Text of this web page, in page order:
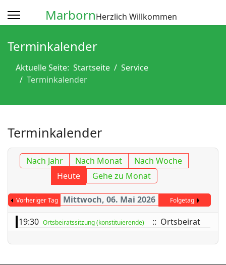
MarbornHerzlich Willkommen
Terminkalender
Aktuelle Seite: Startseite
Service
Terminkalender
Terminkalender
Nach Jahr Nach Monat
Nach Woche
Heute
Gehe zu Monat
Vorheriger Tag Mittwoch, 06. Mai 2026 Folgetag
19:30 Ortsbeiratssitzung (konstituierende) :: Ortsbeirat